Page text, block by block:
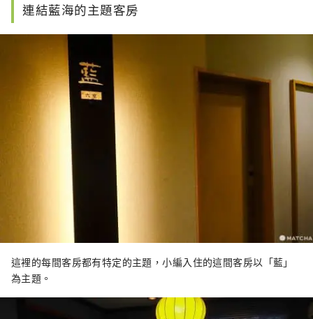
連結藍海的主題客房
這裡的每間客房都有特定的主題，小編入住的這間客房以「藍」
為主題。